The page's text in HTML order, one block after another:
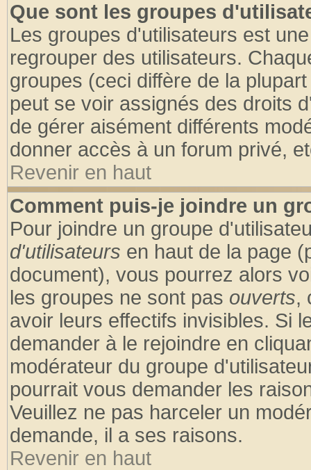
Que sont les groupes
Les groupes d'utilisateurs est
regrouper des utilisateurs.
groupes (ceci diffère de la
peut se voir assignés des droits
de gérer aisément différents
donner accès à un forum privé,
Revenir en haut
Comment puis-je joindre un
Pour joindre un groupe
d'utilisateurs en haut de la page
document), vous pourrez alors
les groupes ne sont pas ouverts,
avoir leurs effectifs invisibles. Si
demander à le rejoindre en
modérateur du groupe
pourrait vous demander les
Veuillez ne pas harceler un
demande, il a ses raisons.
Revenir en haut